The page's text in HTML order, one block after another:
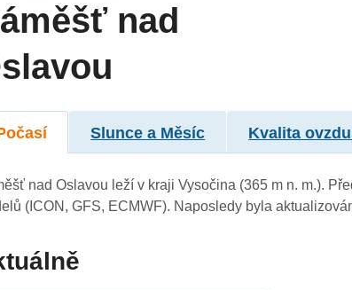
nad
Slunce a Měsíc Kvalita
nad Oslavou leží v kraji Vysočina (365 m n. m.).
(ICON, GFS, ECMWF). Naposledy byla